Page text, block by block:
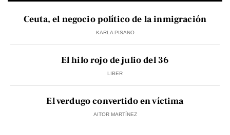
Ceuta, el negocio político de la inmigración
KARLA PISANO
El hilo rojo de julio del 36
LIBER
El verdugo convertido en víctima
AITOR MARTÍNEZ